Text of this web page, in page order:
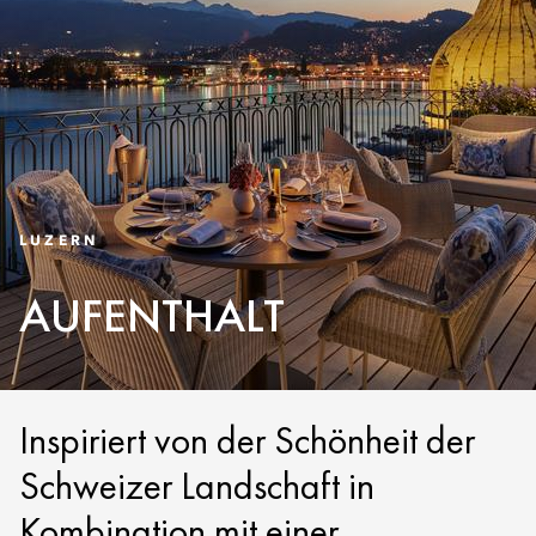
LUZERN
AUFENTHALT
Inspiriert von der Schönheit der
Schweizer Landschaft in